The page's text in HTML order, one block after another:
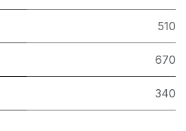
510
670
340